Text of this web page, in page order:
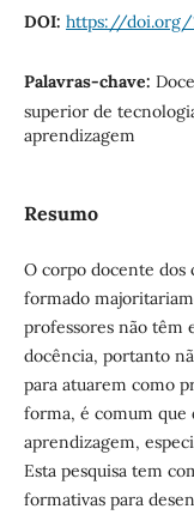
DOI: https://doi.org/
Palavras-chave:
superior de
aprendizagem
Resumo
O corpo docente dos
formado
professores não têm
docência, portanto
para atuarem como
forma, é comum que
aprendizagem,
Esta pesquisa tem
formativas para